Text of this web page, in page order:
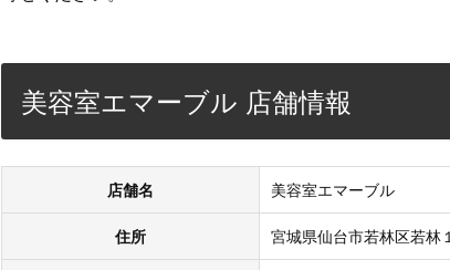
美容室エマーブル 店舗情報
店舗名 美容室エマーブル
住所 宮城県仙台市若林区若林